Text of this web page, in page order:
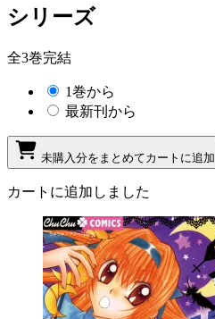
シリーズ
全3巻完結
1巻から
最新刊から
未購入分をまとめてカートに追加
カートに追加しました